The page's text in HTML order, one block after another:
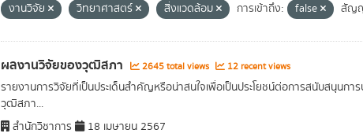
งานวิจัย
วิทยาศาสตร์ สิ่งแวดล้อม การเข้าถึง: false สัญ
ผลงานวิจัยของวุฒิสภา 2645 total views 12 recent views
รายงานการวิจัยที่เป็นประเด็นสำคัญหรือน่าสนใจเพื่อเป็นประโยชน์ต่อการสนับสนุ
วุฒิสภา...
สำนักวิชาการ
18 เมษายน 2567